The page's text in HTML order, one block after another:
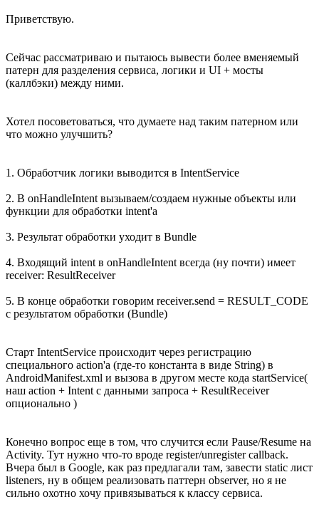
Приветствую.
Сейчас рассматриваю и пытаюсь вывести более вменяемый
патерн для разделения сервиса, логики и UI + мосты
(каллбэки) между ними.
Хотел посоветоваться, что думаете над таким патерном или
что можно улучшить?
1. Обработчик логики выводится в IntentService
2. В onHandleIntent вызываем/создаем нужные объекты или
функции для обработки intent'а
3. Результат обработки уходит в Bundle
4. Входящий intent в onHandleIntent всегда (ну почти) имеет
receiver: ResultReceiver
5. В конце обработки говорим receiver.send = RESULT_CODE
с результатом обработки (Bundle)
Старт IntentService происходит через регистрацию
специального action'а (где-то константа в виде String) в
AndroidManifest.xml и вызова в другом месте кода startService(
наш action + Intent с данными запроса + ResultReceiver
опционально )
Конечно вопрос еще в том, что случится если Pause/Resume на
Activity. Тут нужно что-то вроде register/unregister callback.
Вчера был в Google, как раз предлагали там, завести static лист
listeners, ну в общем реализовать паттерн observer, но я не
сильно охотно хочу привязываться к классу сервиса.